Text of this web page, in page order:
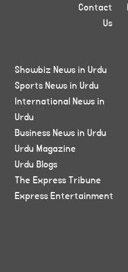
Contact
Us
Showbiz News in Urdu
Sports News in Urdu
International News in
Urdu
Business News in Urdu
Urdu Magazine
Urdu Blogs
The Express Tribune
Express Entertainment